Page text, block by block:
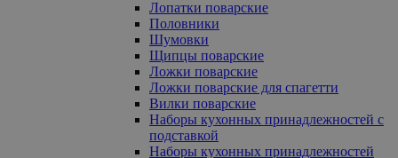
Лопатки поварские
Половники
Шумовки
Щипцы поварские
Ложки поварские
Ложки поварские для спагетти
Вилки поварские
Наборы кухонных принадлежностей с
подставкой
Наборы кухонных принадлежностей